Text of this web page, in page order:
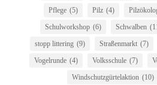
Pflege (5) Pilz (4)
Schulworkshop (6) Schwalben
stopp littering (9) Straßenmarkt (7)
Vogelrunde (4) Volksschule (7)
Windschutzgürtelaktion (10)